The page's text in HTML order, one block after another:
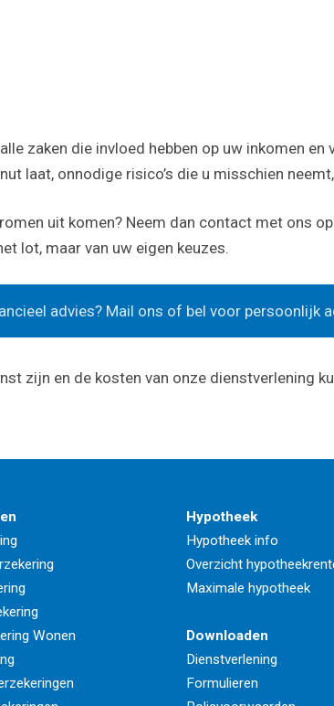
zaken die invloed hebben op uw inkomen
laat, onnodige risico’s die u misschien
uit komen? Neem dan contact met ons
lot, maar van uw eigen keuzes.
advies? Mail ons of bel voor persoonlijk
zijn en de kosten van onze dienstverlening
Wonen
Hypotheek
Hypotheek info
Overzicht
Maximale hypotheek
Downloaden
Dienstverlening
Formulieren